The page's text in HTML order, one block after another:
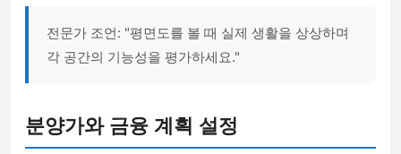
전문가 조언: "평면도를 볼 때 실제 생활을 상상하며
각 공간의 기능성을 평가하세요."
분양가와 금융 계획 설정